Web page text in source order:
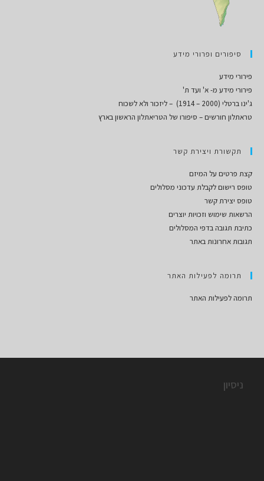
סיפורים ופרורי מידע
פירורי מידע
פירורי מידע מ- א' ועד ת'
ג'ינו ברטלי (2000 – 1914) – ליזכור ולא לשכוח
טראתלון חורשים – סיפורו של הטריאתלון הראשון בארץ
תקשורת ויצירת קשר
קצת פרטים על המיזם
טופס רישום לקבלת עדכוני מסלולים
טופס יצירת קשר
הרשאות שימוש וזכויות יוצרים
כתיבת תגובה בדפי המסלולים
תגובות אחרונות באתר
תרומה לפעילות האתר
תרומה לפעילות האתר
ניסיון